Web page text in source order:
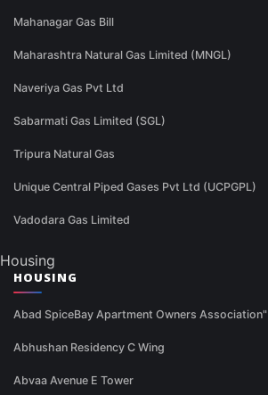
Mahanagar Gas Bill
Maharashtra Natural Gas Limited (MNGL)
Naveriya Gas Pvt Ltd
Sabarmati Gas Limited (SGL)
Tripura Natural Gas
Unique Central Piped Gases Pvt Ltd (UCPGPL)
Vadodara Gas Limited
Housing
HOUSING
Abad SpiceBay Apartment Owners Association"
Abhushan Residency C Wing
Abvaa Avenue E Tower